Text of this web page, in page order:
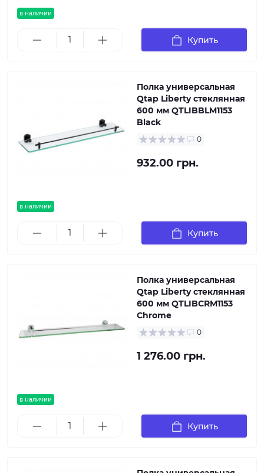
в наличии
Купить
в наличии
Полка универсальная
Qtap Liberty стеклянная
600 мм QTLIBBLM1153
Black
0
932.00 грн.
Купить
в наличии
Полка универсальная
Qtap Liberty стеклянная
600 мм QTLIBCRM1153
Chrome
0
1 276.00 грн.
Купить